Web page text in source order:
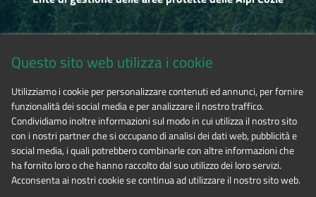
Via Fransuà Fontan, 1 - 10050 Salbertrand (TO)
Tel. 0122.854720
E-mailalpicozie@cert.ruparpiemonte.it
Questo sito web utilizza i cookie
Utilizziamo i cookie per personalizzare contenuti ed annunci, per fornire
funzionalità dei social media e per analizzare il nostro traffico.
Condividiamo inoltre informazioni sul modo in cui utilizza il nostro sito
con i nostri partner che si occupano di analisi dei dati web, pubblicità e
social media, i quali potrebbero combinarle con altre informazioni che
ha fornito loro o che hanno raccolto dal suo utilizzo dei loro servizi.
Acconsenta ai nostri cookie se continua ad utilizzare il nostro sito web.